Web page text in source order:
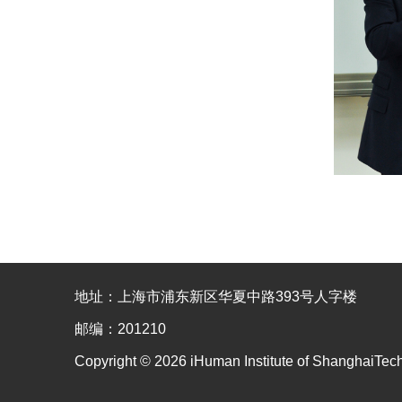
地址：上海市浦东新区华夏中路393号人字楼
邮编：201210
Copyright © 2026 iHuman Institute of